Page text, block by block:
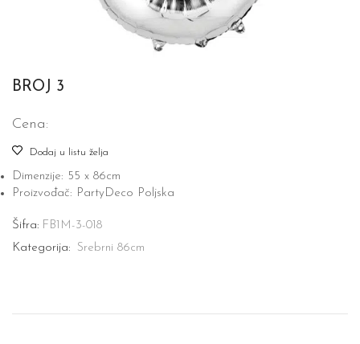
BROJ 3
Cena:
Dodaj u listu želja
Dimenzije: 55 x 86cm
Proizvođač: PartyDeco Poljska
Šifra: FB1M-3-018
Kategorija:
Srebrni 86cm